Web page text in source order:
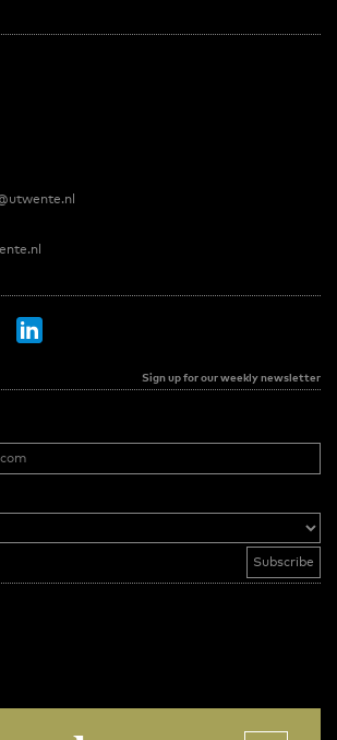
Sign up for our weekly newsletter